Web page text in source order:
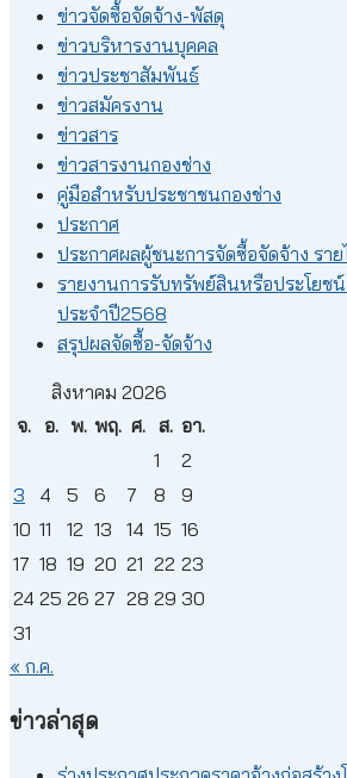
ข่าวจัดซื้อจัดจ้าง-พัสดุ
ข่าวบริหารงานบุคคล
ข่าวประชาสัมพันธ์
ข่าวสมัครงาน
ข่าวสาร
ข่าวสารงานกองช่าง
คู่มือสำหรับประชาชนกองช่าง
ประกาศ
ประกาศผลผู้ชนะการจัดซื้อจัดจ้าง ราย
รายงานการรับทรัพย์สินหรือประโยช
ประจำปี2568
สรุปผลจัดซื้อ-จัดจ้าง
สิงหาคม 2026
จ. อ. พ. พฤ. ศ. ส. อา.
1
2
3
4 5 6 7 8
9
10 11 12 13 14 15 16
17 18 19 20 21 22 23
24 25 26 27 28 29 30
31
« ก.ค.
ข่าวล่าสุด